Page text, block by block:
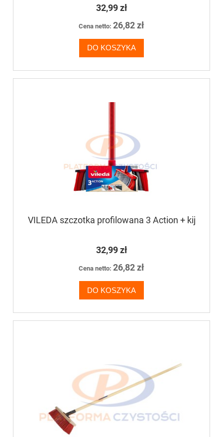
32,99 zł
Cena netto: 26,82 zł
DO KOSZYKA
VILEDA szczotka profilowana 3 Action + kij
32,99 zł
Cena netto: 26,82 zł
DO KOSZYKA